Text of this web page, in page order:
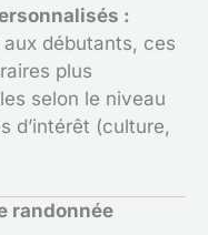
:
débutants, ces
plus
selon le niveau
d’intérêt (culture,
randonnée